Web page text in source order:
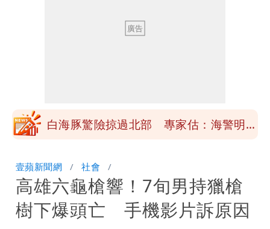
「終於能交代」 捐500萬獎學金延續愛
白海豚颱風逼近！鄭明典示警「恐遇黑潮
砸重金再買一整桌卡盒
白海豚驚險掠過北部 專家估：海警明發
「終於能交代」 捐500萬獎學金延續愛
白海豚颱風逼近！鄭明典示警「恐遇黑潮
變強」 路徑分歧藏警訊：不利強度維持
壹蘋新聞網 社會
高雄六龜槍響！7旬男持獵槍
樹下爆頭亡 手機影片訴原因